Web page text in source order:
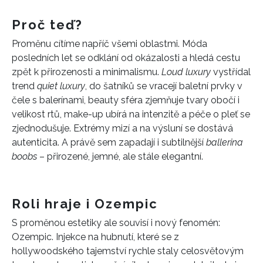
Proč teď?
Proměnu cítíme napříč všemi oblastmi. Móda
posledních let se odklání od okázalosti a hledá cestu
zpět k přirozenosti a minimalismu. Loud luxury vystřídal
trend quiet luxury, do šatníků se vracejí baletní prvky v
čele s balerínami, beauty sféra zjemňuje tvary obočí i
velikost rtů, make-up ubírá na intenzitě a péče o pleť se
zjednodušuje. Extrémy mizí a na výsluní se dostává
autenticita. A právě sem zapadají i subtilnější ballerina
boobs – přirozené, jemné, ale stále elegantní.
Roli hraje i Ozempic
S proměnou estetiky ale souvisí i nový fenomén:
Ozempic. Injekce na hubnutí, které se z
hollywoodského tajemství rychle staly celosvětovým